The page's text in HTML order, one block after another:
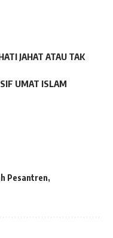
JAHAT ATAU TAK
UMAT ISLAM
Pesantren